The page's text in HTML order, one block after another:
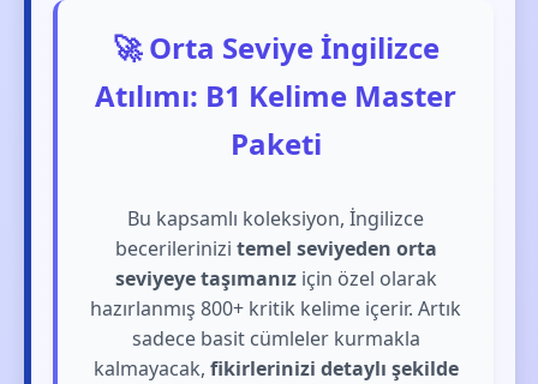
🚀 Orta Seviye İngilizce
Atılımı: B1 Kelime Master
Paketi
Bu kapsamlı koleksiyon, İngilizce
becerilerinizi temel seviyeden orta
seviyeye taşımanıziçin özel olarak
hazırlanmış 800+ kritik kelime içerir. Artık
sadece basit cümleler kurmakla
kalmayacak, fikirlerinizi detaylı şekilde